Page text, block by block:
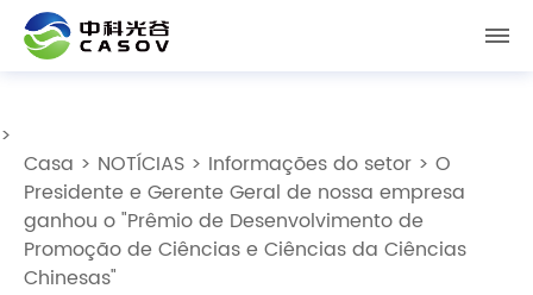
>
Casa > NOTÍCIAS > Informações do setor > O
Presidente e Gerente Geral de nossa empresa
ganhou o "Prêmio de Desenvolvimento de
Promoção de Ciências e Ciências da Ciências
Chinesas"